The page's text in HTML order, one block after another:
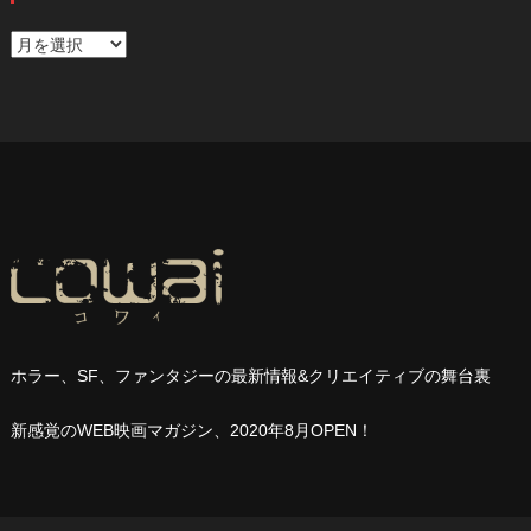
ア
ホラー、SF、ファンタジーの最新情報&クリエイティブの舞台裏
新感覚のWEB映画マガジン、2020年8月OPEN ！